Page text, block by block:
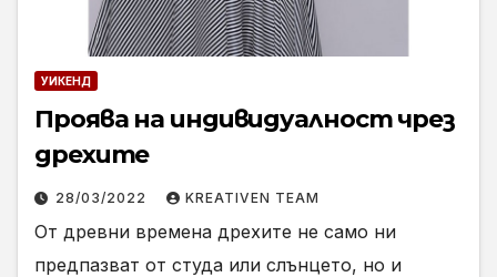
УИКЕНД
Проява на индивидуалност чрез
дрехите
28/03/2022 KREATIVEN TEAM
От древни времена дрехите не само ни
предпазват от студа или слънцето, но и